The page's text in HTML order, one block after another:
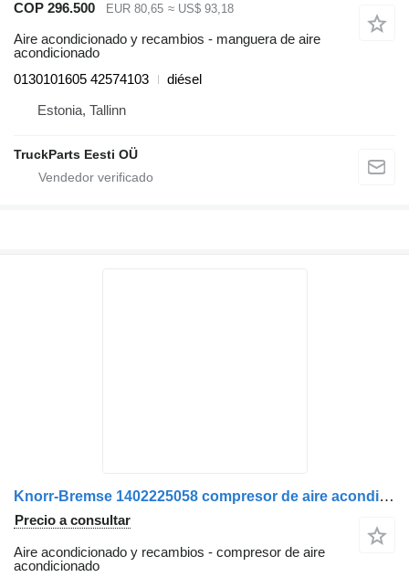
COP 296.500 EUR 80,65 ≈ US$ 93,18
Aire acondicionado y recambios - manguera de aire
acondicionado
0130101605 42574103
diésel
Estonia, Tallinn
TruckParts Eesti OÜ
Knorr-Bremse 1402225058 compresor de aire acondicionado para IVECO STRALIS 6 cabeza tractora
Precio a consultar
Aire acondicionado y recambios - compresor de aire
acondicionado